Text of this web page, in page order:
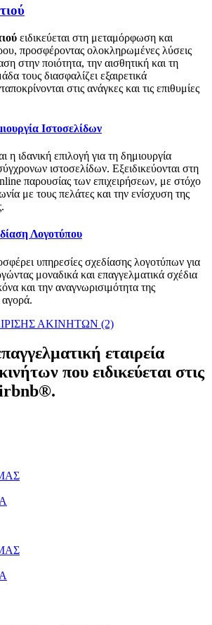
ειδικεύεται στη μεταμόρφωση και
προσφέροντας ολοκληρωμένες λύσεις
στην ποιότητα, την αισθητική και τη
τους διασφαλίζει εξαιρετικά
στις ανάγκες και τις επιθυμίες
Ιστοσελίδων
η ιδανική επιλογή για τη δημιουργία
ιστοσελίδων. Εξειδικεύονται στη
παρουσίας των επιχειρήσεων, με στόχο
με τους πελάτες και την ενίσχυση της
Λογοτύπου
υπηρεσίες σχεδίασης λογοτύπων για
μοναδικά και επαγγελματικά σχέδια
και την αναγνωρισιμότητα της
αγορά.
εταιρεία
που ειδικεύεται στις